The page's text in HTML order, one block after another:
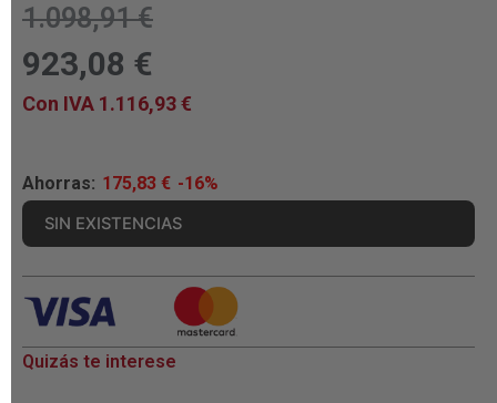
1.098,91€
923,08 €
Con IVA 1.116,93€
Ahorras: 175,83 € -16%
SIN EXISTENCIAS
Quizás te interese